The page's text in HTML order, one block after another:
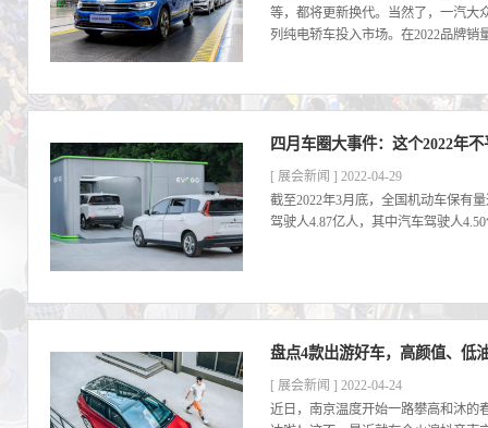
等，都将更新换代。当然了，一汽大
列纯电轿车投入市场。在2022品牌
四月车圈大事件：这个2022年
[ 展会新闻 ] 2022-04-29
截至2022年3月底，全国机动车保有
驾驶人4.87亿人，其中汽车驾驶人
盘点4款出游好车，高颜值、低
[ 展会新闻 ] 2022-04-24
近日，南京温度开始一路攀高和沐的